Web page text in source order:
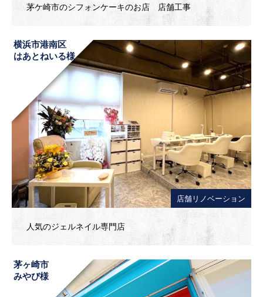
茅ケ崎市のシフォンケーキのお店 店舗工事
横浜市港南区
はあとねいる様
店舗リノベーション
人気のジェルネイル専門店
茅ヶ崎市
みやび様